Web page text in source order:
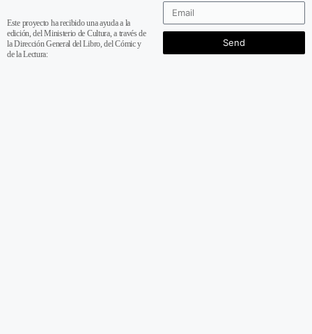
Este proyecto ha recibido una ayuda a la
edición, del Ministerio de Cultura, a través de
la Dirección General del Libro, del Cómic y
de la Lectura:
Send